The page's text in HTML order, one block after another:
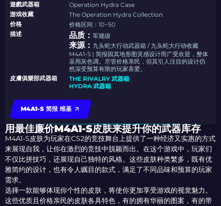
遊戲武器箱
Operation Hydra Case
游戏收藏
The Operation Hydra Collection
价格
价格区间：10−50
描述
品质：军规级
来源： 九头蛇大行动武器箱 / 九头蛇大行动收藏
M4A1-S | 简报因其地形图灵感设计而广受欢迎，整体
采用灰色调。尽管价格亲民，但其引人注目的设计仍
然深受预算有限的玩家喜爱。
皮膚俱樂部武器箱
THE RIVALRY 武器箱
HYDRA 武器箱
M4A1-S 简报 维基
用最佳廉价M4A1-S皮肤来提升你的武器库存
M4A1-S皮肤为玩家在CS2的竞技舞台上提供了一种经济又实惠的方式
来展现自我，让你在激烈的竞技中脱颖而出。在这个游戏中，玩家们
不仅比拼技巧，还展现自己独特的风格。这些皮肤种类繁多，既有优
雅简约的设计，也有令人瞩目的款式，满足了不同品味和预算的玩家
需求。
选择一款能够体现你个性的皮肤，将使你更加享受游戏的视觉魅力。
这些优质且价格亲民的皮肤各具特色，有的拥有华丽的图案，有的带